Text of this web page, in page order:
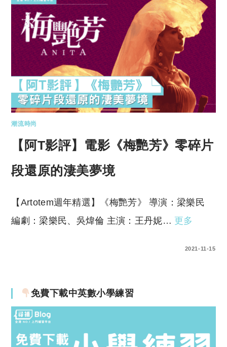
潮流時尚
【阿T影評】電影《梅艷芳》零碎片
段還原的淒美夢境
【Artotem週年精選】《梅艷芳》 導演：梁樂民
編劇：梁樂民、吳煒倫 主演：王丹妮… 更多
2021-11-15
免費下載中英數小學練習